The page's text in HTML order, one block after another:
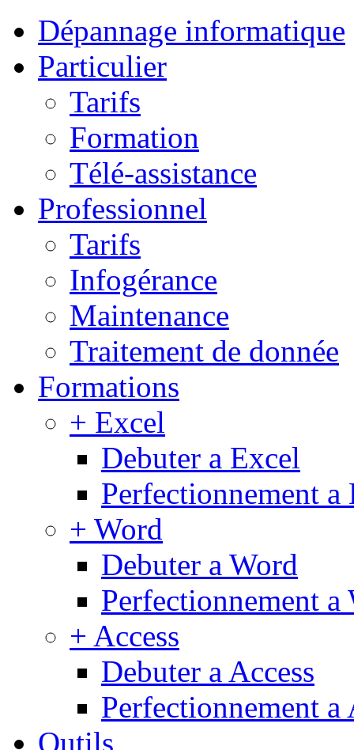
Dépannage informatique
Particulier
Tarifs
Formation
Télé-assistance
Professionnel
Tarifs
Infogérance
Maintenance
Traitement de donnée
Formations
+ Excel
Debuter a Excel
Perfectionnement a
+ Word
Debuter a Word
Perfectionnement a
+ Access
Debuter a Access
Perfectionnement a
Outils